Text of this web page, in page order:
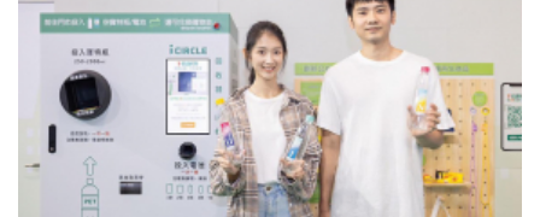
產、資通產業撐起，他們都需要大宗綠電，但2025、2026年綠電都
賣給台積電，「台灣真的不缺電，但缺綠電」。謝金河表示，請來
這些來賓，也讓經濟部長郭智輝稍微上一下課，知道這個產業跟半
導體不一樣，給業者吐吐口水、發表心聲。「部長心直口快，恐衝
擊銀行體系、經濟部官員和產業生態。」